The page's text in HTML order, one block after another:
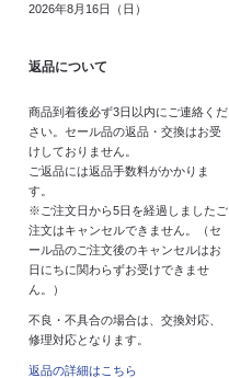
2026年8月16日（日）
返品について
商品到着後必ず3日以内にご連絡くだ
さい。セール品の返品・交換はお受
けしておりません。
ご返品には返品手数料がかかりま
す。
※ご注文日から5日を経過しましたご
注文はキャンセルできません。（セ
ール品のご注文後のキャンセルはお
日にちに関わらずお受けできませ
ん。）
不良・不具合の場合は、交換対応、
修理対応となります。
返品の詳細はこちら